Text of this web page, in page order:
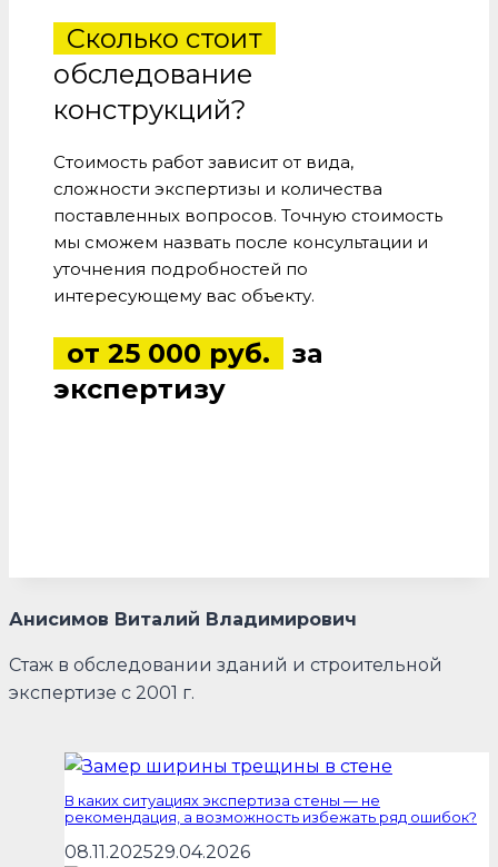
Сколько стоит
обследование
конструкций?
Стоимость работ зависит от вида,
сложности экспертизы и количества
поставленных вопросов. Точную стоимость
мы сможем назвать после консультации и
уточнения подробностей по
интересующему вас объекту.
от 25 000 руб.
за
экспертизу
Анисимов Виталий Владимирович
Стаж в обследовании зданий и строительной
экспертизе с 2001 г.
В каких ситуациях экспертиза стены — не
рекомендация, а возможность избежать ряд ошибок?
08.11.202529.04.2026